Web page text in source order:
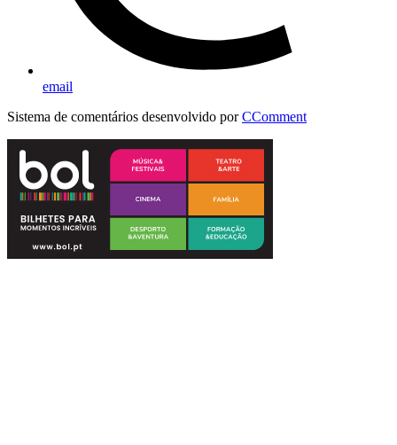
email
Sistema de comentários desenvolvido porCComment